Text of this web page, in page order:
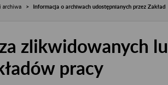
archiwa Informacja o archiwach udostępnianych przez Zakład
zlikwidowanych
pracy